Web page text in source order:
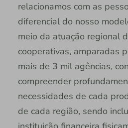
relacionamos com as
diferencial do nosso
meio da atuação regional
cooperativas, amparadas
mais de 3 mil agências,
compreender
necessidades de cada
de cada região, sendo